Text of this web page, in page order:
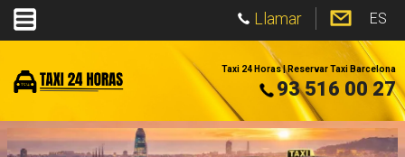
ES
Llamar
Taxi 24 Horas | Reservar Taxi Barcelona
93 516 00 27